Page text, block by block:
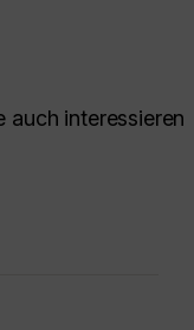
auch interessieren